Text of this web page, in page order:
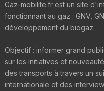
Gaz-mobilite.fr est un site
fonctionnant au gaz : GNV,
développement du biogaz.
Objectif : informer grand
sur les initiatives et
des transports à travers un
internationale et des